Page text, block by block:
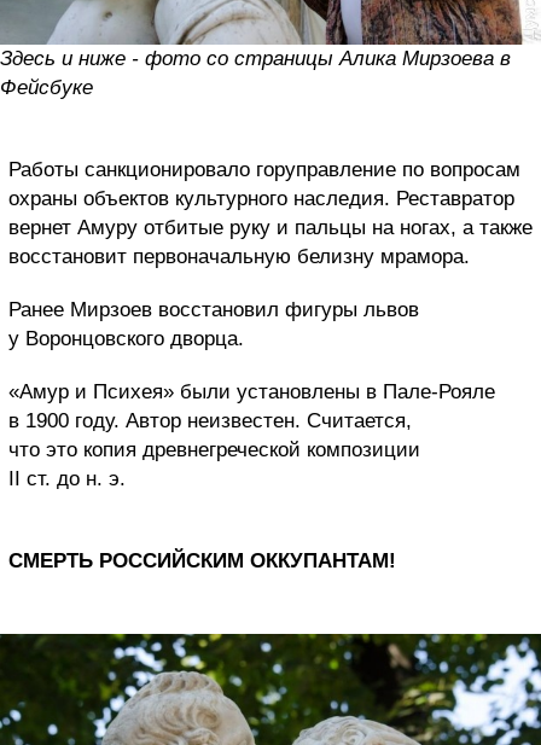
Здесь и ниже - фото со страницы Алика Мирзоева в
Фейсбуке
Работы санкционировало горуправление по вопросам
охраны объектов культурного наследия. Реставратор
вернет Амуру отбитые руку и пальцы на ногах, а также
восстановит первоначальную белизну мрамора.
Ранее Мирзоев восстановил фигуры львов
у Воронцовского дворца.
«Амур и Психея» были установлены в Пале-Рояле
в 1900 году. Автор неизвестен. Считается,
что это копия древнегреческой композиции
II ст. до н. э.
СМЕРТЬ РОССИЙСКИМ ОККУПАНТАМ!